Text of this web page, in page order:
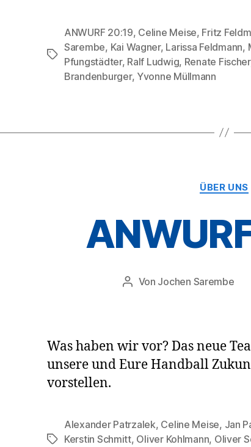
Schlagwörter
ANWURF 20:19, Celine Meise, Fritz
Sarembe, Kai Wagner, Larissa Feldmann,
Pfungstädter, Ralf Ludwig, Renate Fischer
Brandenburger, Yvonne Müllmann
ÜBER UNS
Beitragsautor
Von Jochen Sarembe
Was haben wir vor? Das neue
unsere und Eure Handball
vorstellen.
Schlagwörter
Alexander Patrzalek, Celine Meise, Jan
Kerstin Schmitt, Oliver Kohlmann, Oliver